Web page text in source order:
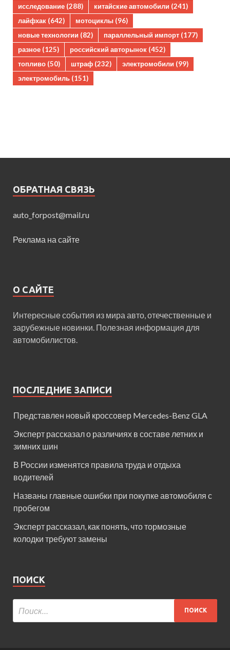
исследование (288) китайские автомобили (241)
лайфхак (642) мотоциклы (96)
новые технологии (82) параллельный импорт (177)
разное (125) российский авторынок (452)
топливо (50) штраф (232) электромобили (99)
электромобиль (151)
ОБРАТНАЯ СВЯЗЬ
auto_forpost@mail.ru
Реклама на сайте
О САЙТЕ
Интересные события из мира авто, отечественные и
зарубежные новинки. Полезная информация для
автомобилистов.
ПОСЛЕДНИЕ ЗАПИСИ
Представлен новый кроссовер Mercedes-Benz GLA
Эксперт рассказал о различиях в составе летних и
зимних шин
В России изменятся правила труда и отдыха
водителей
Названы главные ошибки при покупке автомобиля с
пробегом
Эксперт рассказал, как понять, что тормозные
колодки требуют замены
ПОИСК